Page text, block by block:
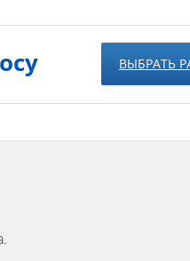
ВЫБРАТЬ